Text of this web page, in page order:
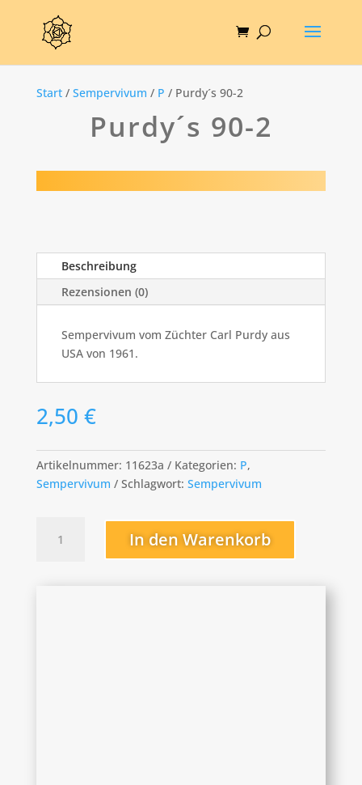
Start/ Sempervivum / P / Purdy´s 90-2
Purdy´s 90-2
Beschreibung
Rezensionen (0)
Sempervivum vom Züchter Carl Purdy aus
USA von 1961.
2,50 €
Artikelnummer: 11623a Kategorien: P,
Sempervivum
Schlagwort: Sempervivum
In den Warenkorb